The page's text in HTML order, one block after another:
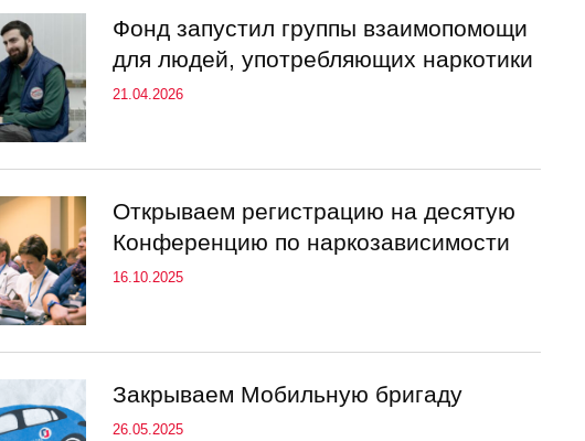
Фонд запустил группы взаимопомощи
для людей, употребляющих наркотики
21.04.2026
Открываем регистрацию на десятую
Конференцию по наркозависимости
16.10.2025
Закрываем Мобильную бригаду
26.05.2025